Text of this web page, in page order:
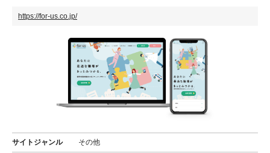
https://for-us.co.jp/
サイトジャンル その他